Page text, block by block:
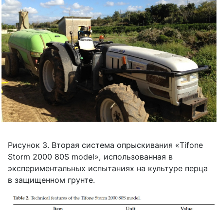
Рисунок 3. Вторая система опрыскивания «Tifone
Storm 2000 80S model», использованная в
экспериментальных испытаниях на культуре перца
в защищенном грунте.